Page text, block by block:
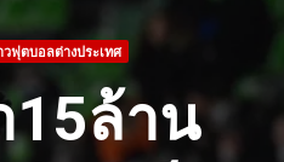
วฟุตบอลต่างประเทศ
ล้าน